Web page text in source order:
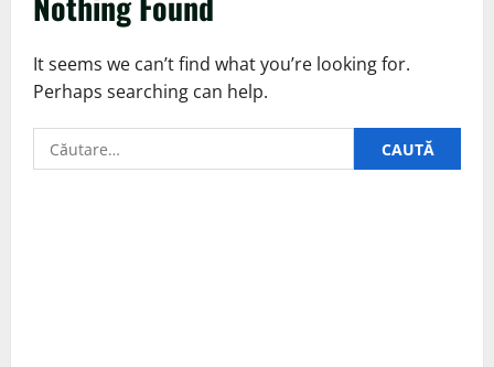
It seems we can’t find what you’re looking for.
Perhaps searching can help.
Caută
după: